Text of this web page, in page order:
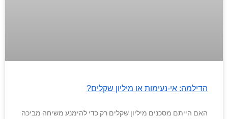
הדילמה: אי-נעימות או מיליון שקלים?
האם הייתם מסכנים מיליון שקלים רק כדי להימנע משיחה מביכה